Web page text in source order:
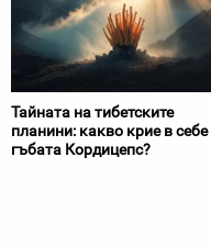
Тайната на тибетските
планини: какво крие в себе
гъбата Кордицепс?